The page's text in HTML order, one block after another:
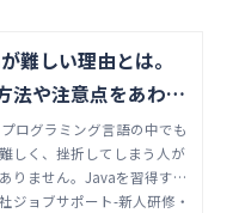
難しい理由とは。
法や注意点をあわせ
| 株式会社ジョブサ
-新人研修・未経験
エンジニア研修(Jav
ログラミング言語の中でも
しく、挫折してしまう人が
りません。Javaを習得する
、Javaの学習が難しい原因
ジョブサポート-新人研修・